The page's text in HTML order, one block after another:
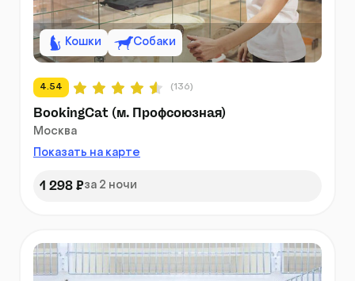
Кошки Собаки
4.54 (136)
BookingCat (м. Профсоюзная)
Москва
Показать на карте
1 298 ₽за 2 ночи